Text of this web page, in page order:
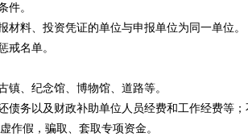
件。
料、投资凭证的单位与申报单位为同一单位。
名单。
、纪念馆、博物馆、道路等。
务以及财政补助单位人员经费和工作经费等；
作假，骗取、套取专项资金。